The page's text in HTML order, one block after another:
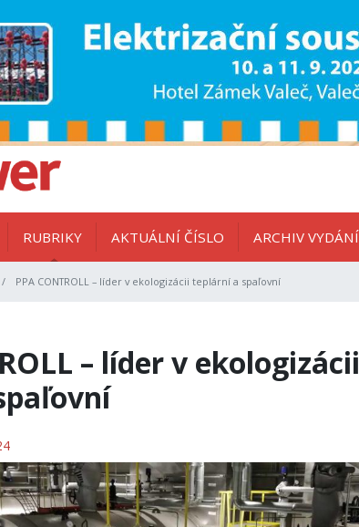
RUBRIKY AKTUÁLNÍ ČÍSLO ARCHIV VYDÁNÍ
PPA CONTROLL – líder v ekologizácii teplární a spaľovní
– líder v ekologizácii